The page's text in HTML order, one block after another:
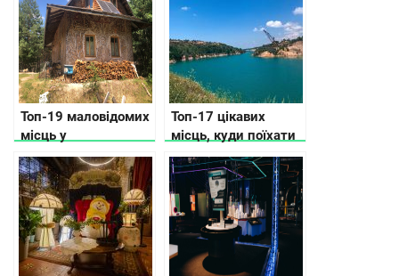
Топ-19 маловідомих
місць у
Житомирській
області: що
подивитися, куди
поїхати
Топ-17 цікавих
місць, куди поїхати
в Кіровоградській
області